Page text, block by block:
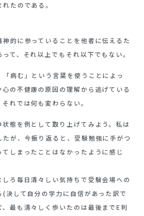
たのである。
的に参っていることを他者に伝えるた
て、それ以上でもそれ以下でもない。
病む」という言葉を使うことによっ
の不健康の原因の理解から逃げている
れでは何も変わらない。
態を例として取り上げてみよう。私は
が、今振り返ると、受験勉強に手がつ
しまったことはなかったように感じ
ろ毎日清々しい気持ちで受験会場への
決して自分の学力に自信があった訳で
最も清々しく歩いたのは最後までE判